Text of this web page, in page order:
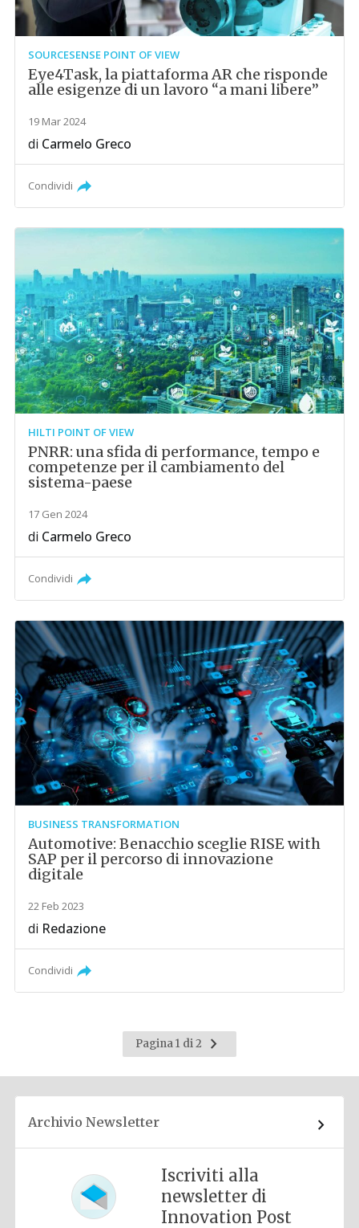
SOURCESENSE POINT OF VIEW
Eye4Task, la piattaforma AR che risponde
alle esigenze di un lavoro “a mani libere”
19 Mar 2024
di Carmelo Greco
Condividi
HILTI POINT OF VIEW
PNRR: una sfida di performance, tempo e
competenze per il cambiamento del
sistema-paese
17 Gen 2024
di Carmelo Greco
Condividi
BUSINESS TRANSFORMATION
Automotive: Benacchio sceglie RISE with
SAP per il percorso di innovazione
digitale
22 Feb 2023
di Redazione
Condividi
Pagina 1 di 2
Pagina
successiva
Archivio Newsletter
Iscriviti alla
newsletter di
Innovation Post